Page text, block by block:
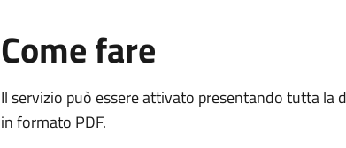
Come fare
Il servizio può essere attivato presentando tutta la
in formato PDF.